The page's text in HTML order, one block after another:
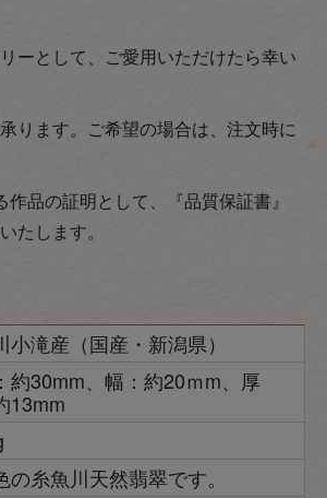
ーとして、ご愛用いただけたら幸い
ります。ご希望の場合は、注文時に
品の証明として、『品質保証書』
たします。
小滝産（国産・新潟県）
約30mm、幅：約20ｍm、厚
13mm
の糸魚川天然翡翠です。